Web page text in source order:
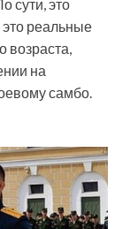
сути, это
это реальные
возраста,
на
самбо.